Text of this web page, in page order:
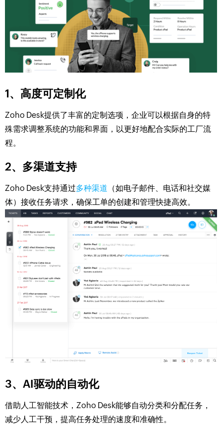
1、高度可定制化
Zoho Desk提供了丰富的定制选项，企业可以根据自身的特
殊需求调整系统的功能和界面，以更好地配合实际的工厂流
程。
2、多渠道支持
Zoho Desk支持通过多种渠道 （如电子邮件、电话和社交媒
体）接收任务请求，确保工单的创建和管理快捷高效。
3、AI驱动的自动化
借助人工智能技术，Zoho Desk能够自动分类和分配任务，
减少人工干预，提高任务处理的速度和准确性。